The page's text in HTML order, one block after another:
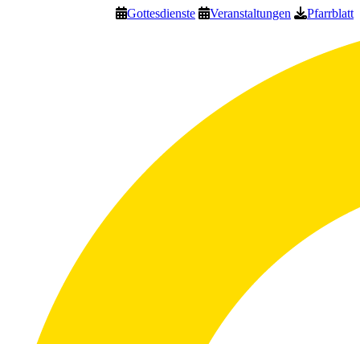
Gottesdienste Veranstaltungen Pfarrblatt